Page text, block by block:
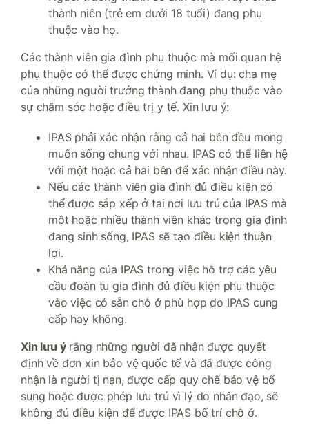
thành niên (trẻ em dưới 18 tuổi) đang phụ
thuộc vào họ.
Các thành viên gia đình phụ thuộc mà mối quan hệ
phụ thuộc có thể được chứng minh. Ví dụ: cha mẹ
của những người trưởng thành đang phụ thuộc vào
sự chăm sóc hoặc điều trị y tế. Xin lưu ý:
IPAS phải xác nhận rằng cả hai bên đều mong
muốn sống chung với nhau. IPAS có thể liên hệ
với một hoặc cả hai bên để xác nhận điều này.
Nếu các thành viên gia đình đủ điều kiện có
thể được sắp xếp ở tại nơi lưu trú của IPAS mà
một hoặc nhiều thành viên khác trong gia đình
đang sinh sống, IPAS sẽ tạo điều kiện thuận
lợi.
Khả năng của IPAS trong việc hỗ trợ các yêu
cầu đoàn tụ gia đình đủ điều kiện phụ thuộc
vào việc có sẵn chỗ ở phù hợp do IPAS cung
cấp hay không.
Xin lưu ýrằng những người đã nhận được quyết
định về đơn xin bảo vệ quốc tế và đã được công
nhận là người tị nạn, được cấp quy chế bảo vệ bổ
sung hoặc được phép lưu trú vì lý do nhân đạo, sẽ
không đủ điều kiện để được IPAS bố trí chỗ ở.